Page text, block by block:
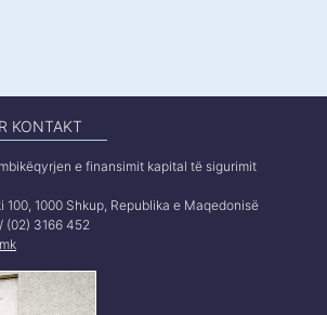
KONTAKT
e finansimit kapital të sigurimit
100, 1000 Shkup, Republika e Maqedonisë
(02) 3166 452